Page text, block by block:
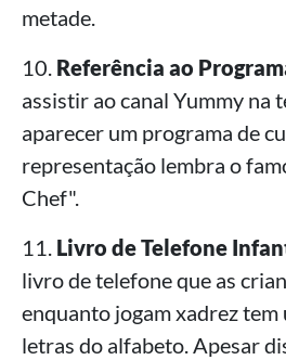
metade.
10. Referência ao
assistir ao canal Yummy na
aparecer um programa de
representação lembra o
Chef".
11. Livro de Telefone
livro de telefone que as
enquanto jogam xadrez tem
letras do alfabeto. Apesar